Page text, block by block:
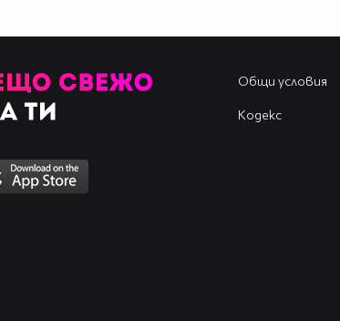
Общи условия
Кодекс